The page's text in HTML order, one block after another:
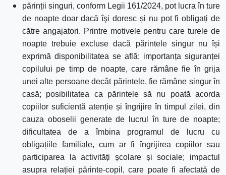
părinții singuri, conform Legii 161/2024, pot lucra în ture
de noapte doar dacă îşi doresc și nu pot fi obligați de
către angajatori. Printre motivele pentru care turele de
noapte trebuie excluse dacă părintele singur nu își
exprimă disponibilitatea se află: importanța siguranței
copilului pe timp de noapte, care rămâne fie în grija
unei alte persoane decât părintele, fie rămâne singur în
casă; posibilitatea ca părintele să nu poată acorda
copiilor suficientă atenție și îngrijire în timpul zilei, din
cauza oboselii generate de lucrul în ture de noapte;
dificultatea de a îmbina programul de lucru cu
obligațiile familiale, cum ar fi îngrijirea copiilor sau
participarea la activități școlare și sociale; impactul
asupra relației părinte-copil, care poate fi afectată de